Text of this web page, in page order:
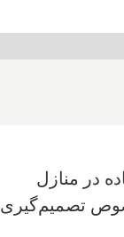
در منازل
تصمیم‌گیری